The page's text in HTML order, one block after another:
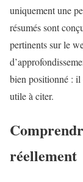
uniquement une
résumés sont
pertinents sur le
bien positionné : il
utile à citer.
réellement